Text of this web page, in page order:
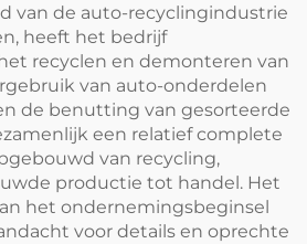
van de auto-recyclingindustrie
heeft het bedrijf
recyclen en demonteren van
van auto-onderdelen
de benutting van gesorteerde
een relatief complete
van recycling,
productie tot handel. Het
het ondernemingsbeginsel
voor details en oprechte